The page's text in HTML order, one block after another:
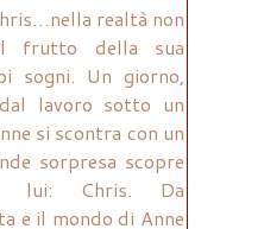
realtà non
frutto della sua
sogni. Un giorno,
lavoro sotto un
si scontra con un
sorpresa scopre
lui: Chris. Da
e il mondo di Anne